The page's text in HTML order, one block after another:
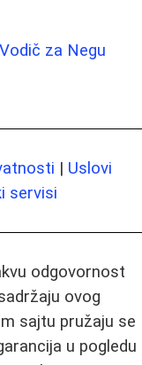
za Negu
| Uslovi
servisi
odgovornost
ovog
sajtu pružaju se
u pogledu